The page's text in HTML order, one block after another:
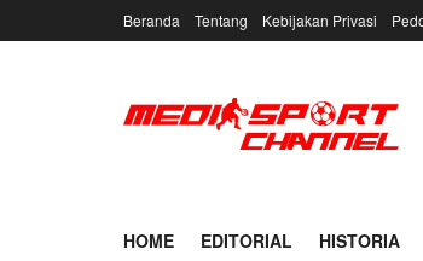
Beranda Tentang Kebijakan Privasi
HOME EDITORIAL HISTORIA